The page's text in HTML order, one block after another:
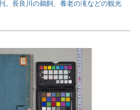
。長良川の鵜飼、養老の滝などの観光